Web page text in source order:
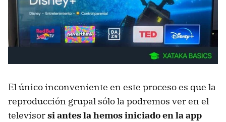
El único inconveniente en este proceso es que la
reproducción grupal sólo la podremos ver en el
televisorsi antes la hemos iniciado en la app